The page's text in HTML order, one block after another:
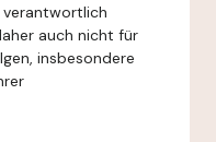
verantwortlich
auch nicht für
insbesondere